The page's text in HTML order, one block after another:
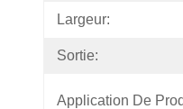
Largeur:
Sortie:
Application De